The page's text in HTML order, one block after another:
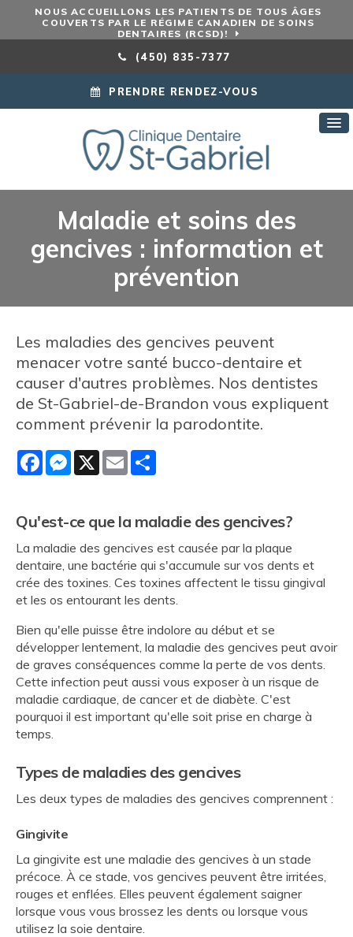
NOUS ACCUEILLONS LES PATIENTS DE TOUS ÂGES
COUVERTS PAR LE RÉGIME CANADIEN DE SOINS
DENTAIRES (RCSD)!
(450) 835-7377
PRENDRE RENDEZ-VOUS
Maladie et soins des
gencives : information et
prévention
Les maladies des gencives peuvent
menacer votre santé bucco-dentaire et
causer d'autres problèmes. Nos dentistes
de St-Gabriel-de-Brandon vous expliquent
comment prévenir la parodontite.
FacebookMessenger
X Email
Qu'est-ce que la maladie des gencives?
La maladie des gencives est causée par la plaque
dentaire, une bactérie qui s'accumule sur vos dents et
crée des toxines. Ces toxines affectent le tissu gingival
et les os entourant les dents.
Bien qu'elle puisse être indolore au début et se
développer lentement, la maladie des gencives peut avoir
de graves conséquences comme la perte de vos dents.
Cette infection peut aussi vous exposer à un risque de
maladie cardiaque, de cancer et de diabète. C'est
pourquoi il est important qu'elle soit prise en charge à
temps.
Types de maladies des gencives
Les deux types de maladies des gencives comprennent :
Gingivite
La gingivite est une maladie des gencives à un stade
précoce. À ce stade, vos gencives peuvent être irritées,
rouges et enflées. Elles peuvent également saigner
lorsque vous vous brossez les dents ou lorsque vous
utilisez la soie dentaire.